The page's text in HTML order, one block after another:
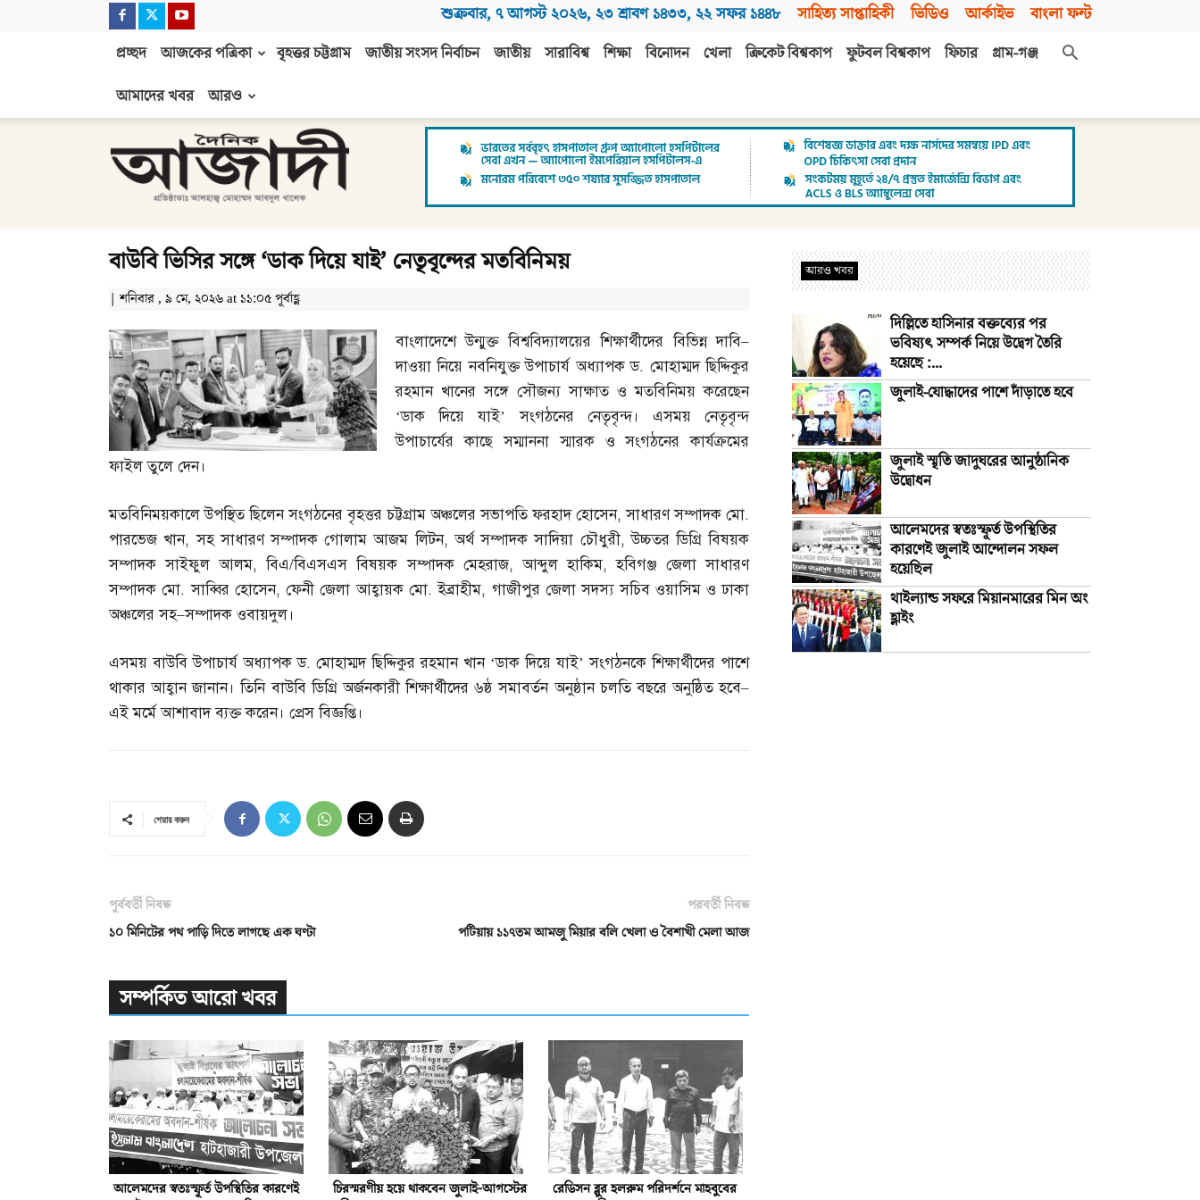
শুক্রবার, ৭ আগস্ট ২০২৬, ২৩ শ্রাবণ ১৪৩৩, ২২ সফর ১৪৪৮ সাহিত্য সাপ্তাহিকী ভিডিও আর্কাইভ বাংলা ফন্ট
প্রচ্ছদ আজকের পত্রিকা বৃহত্তর চট্টগ্রাম জাতীয় সংসদ নির্বাচন জাতীয় সারাবিশ্ব শিক্ষা বিনোদন খেলা ক্রিকেট বিশ্বকাপ ফুটবল বিশ্বকাপ ফিচার
গ্রাম-গঞ্জ
আমাদের খবর
আরও
আজাদী
বাউবি ভিসির সঙ্গে ‘ডাক দিয়ে যাই’ নেতৃবৃন্দের মতবিনিময়
| শনিবার , ৯ মে, ২০২৬ at ১১:০৫ পূর্বাহ্ণ
বাংলাদেশে উন্মুক্ত বিশ্ববিদ্যালয়ের শিক্ষার্থীদের বিভিন্ন দাবি–
দাওয়া নিয়ে নবনিযুক্ত উপাচার্য অধ্যাপক ড. মোহাম্মদ ছিদ্দিকুর
রহমান খানের সঙ্গে সৌজন্য সাক্ষাত ও মতবিনিময় করেছেন
‘ডাক দিয়ে যাই’ সংগঠনের নেতৃবৃন্দ। এসময় নেতৃবৃন্দ
উপাচার্যের কাছে সম্মাননা স্মারক ও সংগঠনের কার্যক্রমের
ফাইল তুলে দেন।
মতবিনিময়কালে উপস্থিত ছিলেন সংগঠনের বৃহত্তর চট্টগ্রাম অঞ্চলের সভাপতি ফরহাদ হোসেন,সাধারণ সম্পাদক মো.
পারভেজ খান,সহ সাধারণ সম্পাদক গোলাম আজম লিটন,অর্থ সম্পাদক সাদিয়া চৌধুরী,উচ্চতর ডিগ্রি বিষয়ক
সম্পাদক সাইফুল আলম,বিএ/বিএসএস বিষয়ক সম্পাদক মেহরাজ,আব্দুল হাকিম,হবিগঞ্জ জেলা সাধারণ
সম্পাদক মো.সাব্বির হোসেন,ফেনী জেলা আহ্বায়ক মো.ইব্রাহীম, গাজীপুর জেলা সদস্য সচিব ওয়াসিম ও ঢাকা
অঞ্চলের সহ–সম্পাদক ওবায়দুল।
এসময় বাউবি উপাচার্য অধ্যাপক ড.মোহাম্মদ ছিদ্দিকুর রহমান খান ‘ডাক দিয়ে যাই’ সংগঠনকে শিক্ষার্থীদের পাশে
থাকার আহ্বান জানান। তিনি বাউবি ডিগ্রি অর্জনকারী শিক্ষার্থীদের ৬ষ্ঠ সমাবর্তন অনুষ্ঠান চলতি বছরে অনুষ্ঠিত হবে–
এই মর্মে আশাবাদ ব্যক্ত করেন। প্রেস বিজ্ঞপ্তি।
শেয়ার করুন
পূর্ববর্তী নিবন্ধ
১০ মিনিটের পথ পাড়ি দিতে লাগছে এক ঘণ্টা
পরবর্তী নিবন্ধ
পটিয়ায় ১১৭তম আমজু মিয়ার বলি খেলা ও বৈশাখী মেলা আজ
সম্পর্কিত আরো খবর
আলেমদের স্বতঃস্ফূর্ত উপস্থিতির কারণেই
চিরস্মরণীয় হয়ে থাকবেন জুলাই-আগস্টের
রেডিসন ব্লুর হলরুম পরিদর্শনে মাহবুবের
আরও খবর
দিল্লিতে হাসিনার বক্তব্যের পর
ভবিষ্যৎ সম্পর্ক নিয়ে উদ্বেগ তৈরি
হয়েছে :...
জুলাই-যোদ্ধাদের পাশে দাঁড়াতে হবে
জুলাই স্মৃতি জাদুঘরের আনুষ্ঠানিক
উদ্বোধন
আলেমদের স্বতঃস্ফূর্ত উপস্থিতির
কারণেই জুলাই আন্দোলন সফল
হয়েছিল
থাইল্যান্ড সফরে মিয়ানমারের মিন অং
হ্লাইং